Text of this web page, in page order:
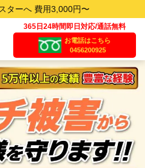
ターへ 費用3,000円〜
365日24時間即日対応/通話無料
お電話はこちら
0456200925